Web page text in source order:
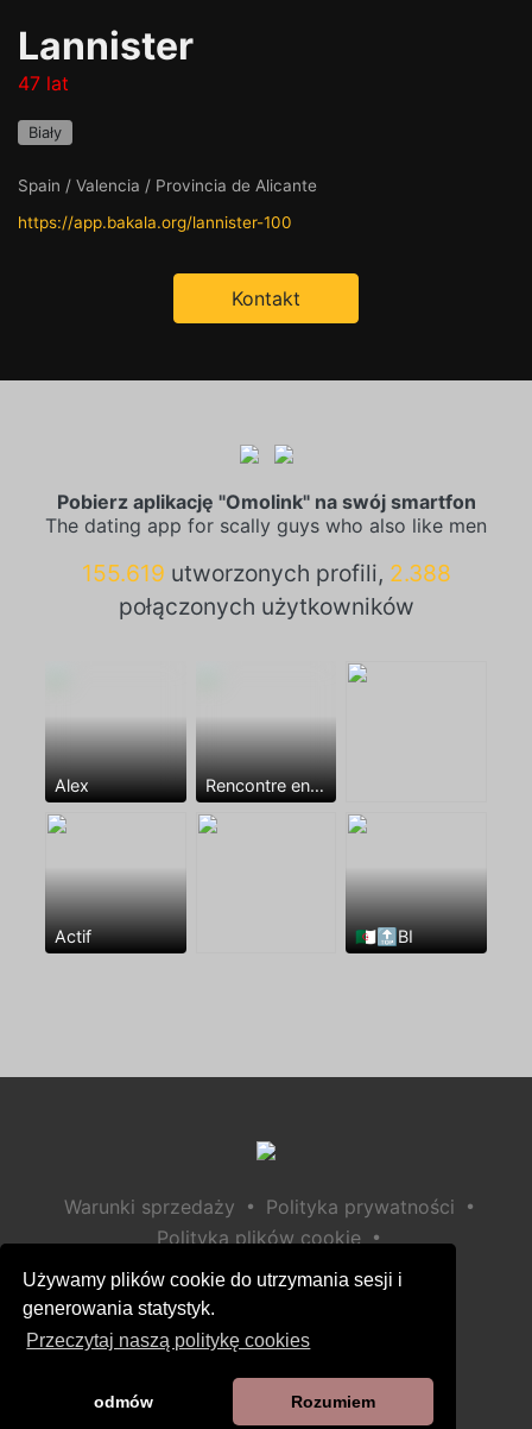
Używamy plików cookie do utrzymania sesji i
generowania statystyk.
Przeczytaj naszą politykę cookies
odmów Rozumiem
Lannister
47 lat
Biały
Spain / Valencia / Provincia de Alicante
https://app.bakala.org/lannister-100
Kontakt
Pobierz aplikację "Omolink" na swój smartfon
The dating app for scally guys who also like men
155.619 utworzonych profili, 2.388
połączonych użytkowników
Alex Rencontre entre mecs
Actif 🇩🇿🔝BI
Warunki sprzedaży • Polityka prywatności •
Polityka plików cookie •
Polityka bezpieczeństwa dzieci
Pomoc / Kontakt